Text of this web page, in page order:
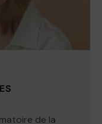
de la